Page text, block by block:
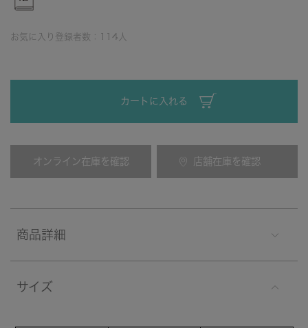
お気に入り登録者数： 114 人
カートに入れる
オンライン在庫を確認 店舗在庫を確認
商品詳細
サイズ